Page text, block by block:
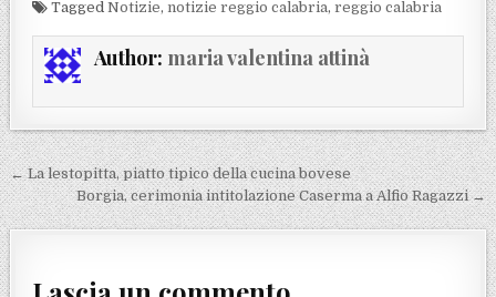
TaggedNotizie, notizie reggio calabria,reggio calabria
Author: maria valentina attinà
Navigazione articoli
← La lestopitta, piatto tipico della cucina bovese
Borgia, cerimonia intitolazione Caserma a Alfio Ragazzi →